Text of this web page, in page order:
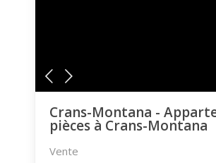
Crans-Montana -
pièces à Crans-Montana
Vente